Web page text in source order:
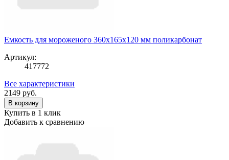
Емкость для мороженого 360x165x120 мм поликарбонат
Артикул:
417772
Все характеристики
2149 руб.
В корзину
Купить в 1 клик
Добавить к сравнению